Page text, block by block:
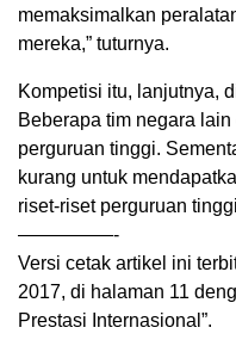
memaksimalkan
mereka,” tuturnya.
Kompetisi itu, lanjutnya,
Beberapa tim negara
perguruan tinggi.
kurang untuk
riset-riset perguruan
—————-
Versi cetak artikel ini
2017, di halaman 11
Prestasi Internasional”.